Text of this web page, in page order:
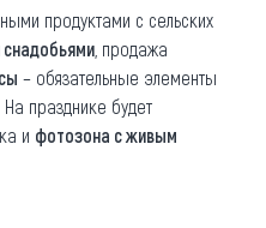
продуктами с сельских
, продажа
– обязательные элементы
. На празднике будет
и фотозона с живым